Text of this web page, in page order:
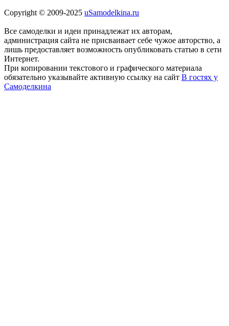
Copyright © 2009-2025 uSamodelkina.ru
Все самоделки и идеи принадлежат их авторам,
администрация сайта не присваивает себе чужое авторство, а
лишь предоставляет возможность опубликовать статью в сети
Интернет.
При копировании текстового и графического материала
обязательно указывайте активную ссылку на сайт В гостях у
Самоделкина